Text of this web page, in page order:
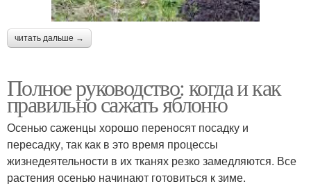
читать дальше →
Полное руководство: когда и как
правильно сажать яблоню
Осенью саженцы хорошо переносят посадку и
пересадку, так как в это время процессы
жизнедеятельности в их тканях резко замедляются. Все
растения осенью начинают готовиться к зиме.